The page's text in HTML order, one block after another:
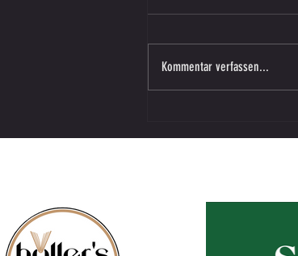
Kommentar verfassen...